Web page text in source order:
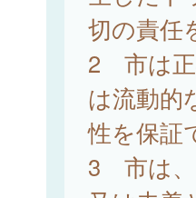
切の責任
2 市は正
は流動的
性を保証
3 市は、